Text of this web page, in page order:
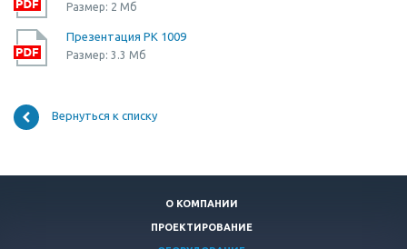
Размер: 2 Мб
Презентация РК 1009
Размер: 3.3 Мб
Вернуться к списку
О КОМПАНИИ
ПРОЕКТИРОВАНИЕ